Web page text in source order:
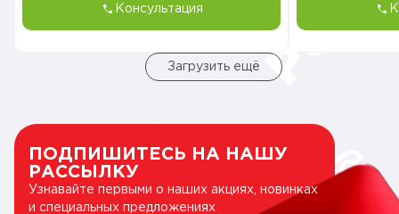
Консультация
Загрузить ещё
ПОДПИШИТЕСЬ НА НАШУ
РАССЫЛКУ
Узнавайте первыми о наших акциях, новинках
и специальных предложениях